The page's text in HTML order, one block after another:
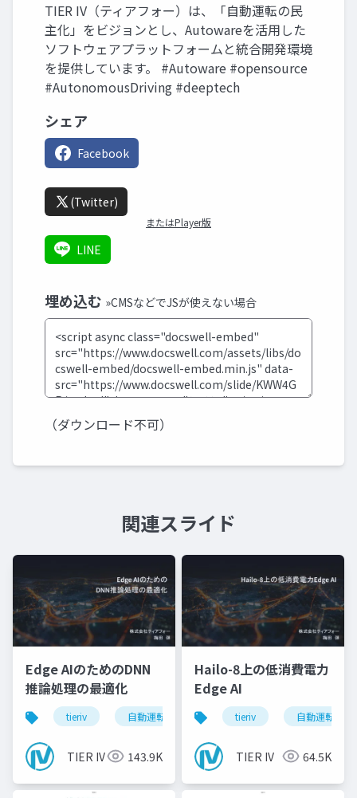
TIER IV（ティアフォー）は、「自動運転の民
主化」をビジョンとし、Autowareを活用した
ソフトウェアプラットフォームと統合開発環境
を提供しています。 #Autoware #opensource
#AutonomousDriving #deeptech
シェア
Facebook
(Twitter)
またはPlayer版
LINE
埋め込む »CMSなどでJSが使えない場合
（ダウンロード不可）
関連スライド
Edge AIのためのDNN
推論処理の最適化
tieriv 自動運転 computing tierivmeetup
TIER IV 143.9K
Hailo-8上の低消費電力
Edge AI
tieriv 自動運転
TIER IV 64.5K